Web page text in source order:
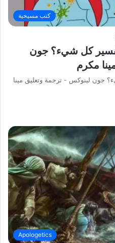
كتب مسيحية
كل شيء؟ جون
مكرم
جون لينوكس - ترجمة وتعليق مينا
Apologetics